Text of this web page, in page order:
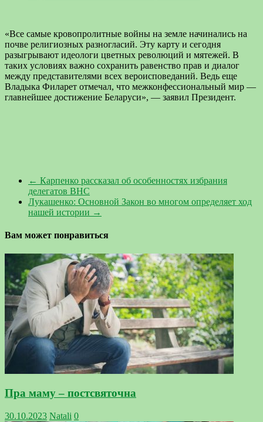
«Все самые кровопролитные войны на земле начинались на
почве религиозных разногласий. Эту карту и сегодня
разыгрывают идеологи цветных революций и мятежей. В
таких условиях важно сохранить равенство прав и диалог
между представителями всех вероисповеданий. Ведь еще
Владыка Филарет отмечал, что межконфессиональный мир —
главнейшее достижение Беларуси», — заявил Президент.
← Карпенко рассказал об особенностях избрания
делегатов ВНС
Лукашенко: Основной Закон во многом определяет ход
нашей истории →
Вам может понравиться
Пра маму – постсвяточна
30.10.2023 Natali 0